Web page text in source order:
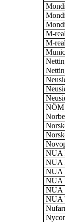
M-
M-
NÖM
NUA
NUA
NUA
NUA
NUA
NUA